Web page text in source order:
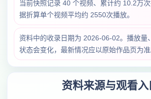
当前快照记录 40 个视频、累计约 10.2万
据折算单个视频平均约 2550次播放。
资料中的收录日期为 2026-06-02。播放量
状态会变化，最新情况应以原始作品页为准
资料来源与观看入